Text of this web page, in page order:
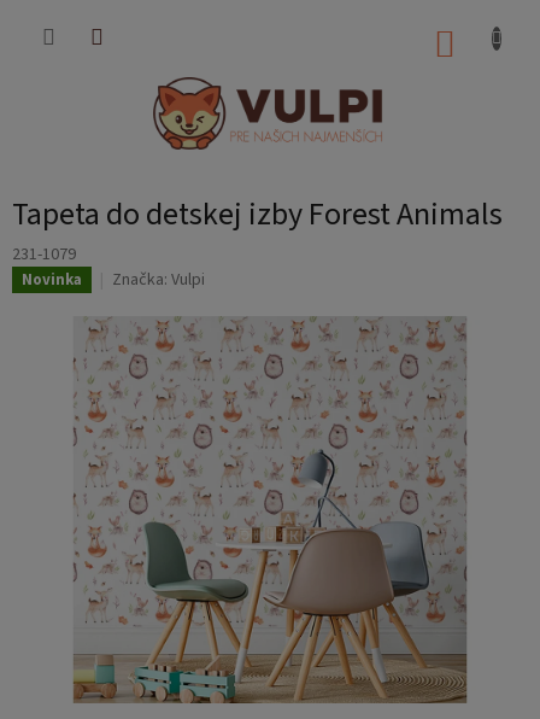
Tapeta do detskej izby Forest Animals
231-1079
Novinka Značka: Vulpi